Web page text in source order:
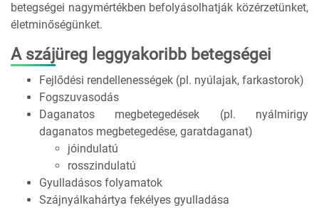
betegségei nagymértékben befolyásolhatják közérzetünket,
életminőségünket.
A szájüreg leggyakoribb betegségei
Fejlődési rendellenességek (pl. nyúlajak, farkastorok)
Fogszuvasodás
Daganatos megbetegedések (pl. nyálmirigy
daganatos megbetegedése, garatdaganat)
jóindulatú
rosszindulatú
Gyulladásos folyamatok
Szájnyálkahártya fekélyes gyulladása